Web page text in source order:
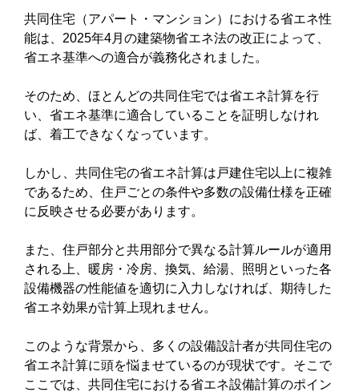
共同住宅（アパート・マンション）における省エネ性
能は、2025年4月の建築物省エネ法の改正によって、
省エネ基準への適合が義務化されました。
そのため、ほとんどの共同住宅では省エネ計算を行
い、省エネ基準に適合していることを証明しなけれ
ば、着工できなくなっています。
しかし、共同住宅の省エネ計算は戸建住宅以上に複雑
であるため、住戸ごとの条件や多数の設備仕様を正確
に反映させる必要があります。
また、住戸部分と共用部分で異なる計算ルールが適用
される上、暖房・冷房、換気、給湯、照明といった各
設備機器の性能値を適切に入力しなければ、期待した
省エネ効果が計算上現れません。
このような背景から、多くの設備設計者が共同住宅の
省エネ計算に頭を悩ませているのが現状です。そこで
ここでは、共同住宅における省エネ設備計算のポイン